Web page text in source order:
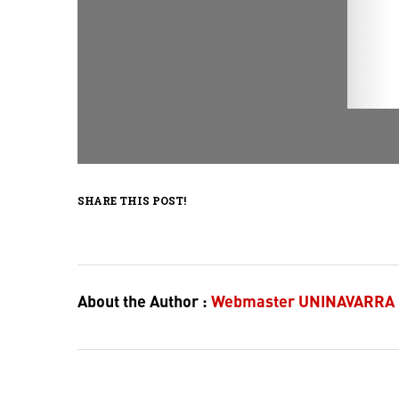
SHARE THIS POST!
About the Author : Webmaster UNINAVARRA